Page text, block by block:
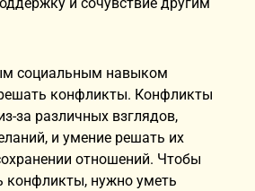
социальным навыком
конфликты. Конфликты
за различных взглядов,
и умение решать их
отношений. Чтобы
конфликты, нужно уметь